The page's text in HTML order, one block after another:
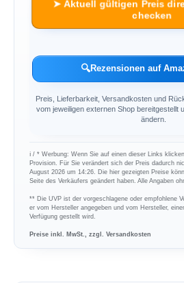
➤ Aktuell gültigen Preis
checken
🔍Rezensionen auf
Preis, Lieferbarkeit, Versandkosten und
vom jeweiligen externen Shop bereitgestellt
ändern.
ℹ︎ / * Werbung: Wenn Sie auf einen dieser Links
Provision. Für Sie verändert sich der Preis dadurch
August 2026 um 14:26. Die hier gezeigten Preise
Seite des Verkäufers geändert haben. Alle Angaben
** Die UVP ist der vorgeschlagene oder empfohlene
er vom Hersteller angegeben und vom Hersteller,
Verfügung gestellt wird.
Preise inkl. MwSt., zzgl. Versandkosten